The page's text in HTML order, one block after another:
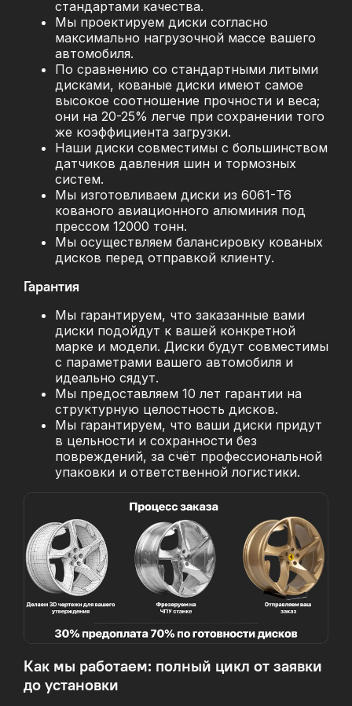
стандартами качества.
Мы проектируем диски согласно
максимально нагрузочной массе вашего
автомобиля.
По сравнению со стандартными литыми
дисками, кованые диски имеют самое
высокое соотношение прочности и веса;
они на 20-25% легче при сохранении того
же коэффициента загрузки.
Наши диски совместимы с большинством
датчиков давления шин и тормозных
систем.
Мы изготовливаем диски из 6061-T6
кованого авиационного алюминия под
прессом 12000 тонн.
Мы осуществляем балансировку кованых
дисков перед отправкой клиенту.
Гарантия
Мы гарантируем, что заказанные вами
диски подойдут к вашей конкретной
марке и модели. Диски будут совместимы
с параметрами вашего автомобиля и
идеально сядут.
Мы предоставляем 10 лет гарантии на
структурную целостность дисков.
Мы гарантируем, что ваши диски придут
в цельности и сохранности без
повреждений, за счёт профессиональной
упаковки и ответственной логистики.
Как мы работаем: полный цикл от заявки
до установки